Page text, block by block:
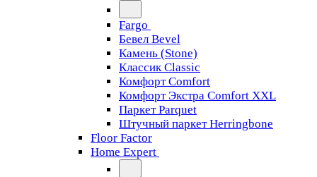
Fargo
Бевел Bevel
Камень (Stone)
Классик Classic
Комфорт Comfort
Комфорт Экстра Comfort XXL
Паркет Parquet
Штучный паркет Herringbone
Floor Factor
Home Expert